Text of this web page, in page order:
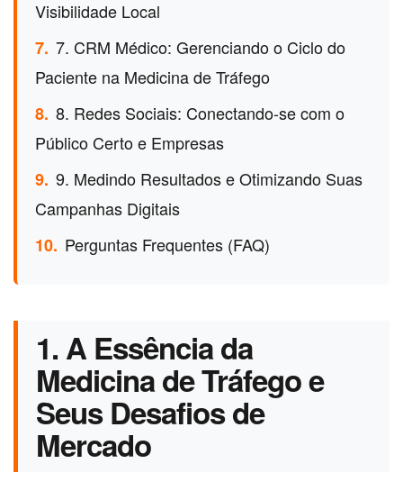
Visibilidade Local
7. 7. CRM Médico: Gerenciando o Ciclo do
Paciente na Medicina de Tráfego
8. 8. Redes Sociais: Conectando-se com o
Público Certo e Empresas
9. 9. Medindo Resultados e Otimizando Suas
Campanhas Digitais
10. Perguntas Frequentes (FAQ)
1. A Essência da
Medicina de Tráfego e
Seus Desafios de
Mercado